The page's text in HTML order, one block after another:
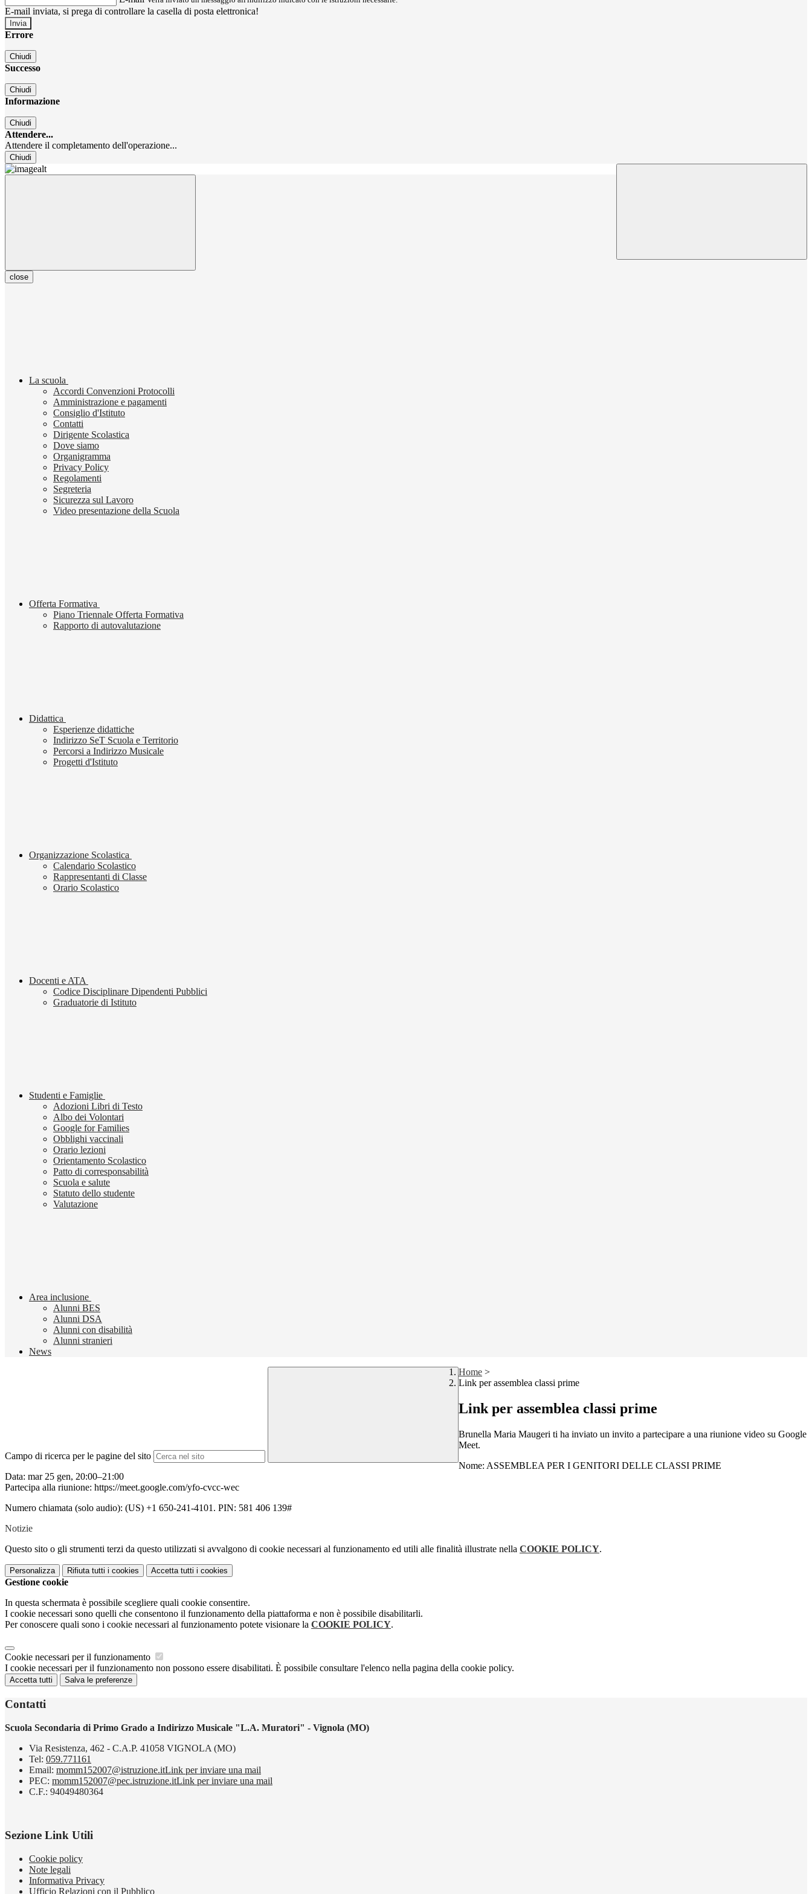
E-mail inviata, si prega di controllare la casella di posta elettronica!
Errore
Chiudi
Successo
Chiudi
Informazione
Chiudi
Attendere...
Attendere il completamento dell'operazione...
Chiudi
close
La scuola
Accordi Convenzioni Protocolli
Amministrazione e pagamenti
Consiglio d'Istituto
Contatti
Dirigente Scolastica
Dove siamo
Organigramma
Privacy Policy
Regolamenti
Segreteria
Sicurezza sul Lavoro
Video presentazione della Scuola
Offerta Formativa
Piano Triennale Offerta Formativa
Rapporto di autovalutazione
Didattica
Esperienze didattiche
Indirizzo SeT Scuola e Territorio
Percorsi a Indirizzo Musicale
Progetti d'Istituto
Organizzazione Scolastica
Calendario Scolastico
Rappresentanti di Classe
Orario Scolastico
Docenti e ATA
Codice Disciplinare Dipendenti Pubblici
Graduatorie di Istituto
Studenti e Famiglie
Adozioni Libri di Testo
Albo dei Volontari
Google for Families
Obblighi vaccinali
Orario lezioni
Orientamento Scolastico
Patto di corresponsabilità
Scuola e salute
Statuto dello studente
Valutazione
Area inclusione
Alunni BES
Alunni DSA
Alunni con disabilità
Alunni stranieri
News
Campo di ricerca per le pagine del sito
Home >
Link per assemblea classi prime
Link per assemblea classi prime
Brunella Maria Maugeri ti ha inviato un invito a partecipare a una riunione video su Google
Meet.
Nome: ASSEMBLEA PER I GENITORI DELLE CLASSI PRIME
Data: mar 25 gen, 20:00–21:00
Partecipa alla riunione: https://meet.google.com/yfo-cvcc-wec
Numero chiamata (solo audio): ‪(US) +1 650-241-4101‬. PIN: ‪581 406 139#‬
Notizie
Questo sito o gli strumenti terzi da questo utilizzati si avvalgono di cookie necessari al funzionamento ed utili alle finalità illustrate nella COOKIE POLICY.
Personalizza Rifiuta tutti i cookies Accetta tutti i cookies
Gestione cookie
In questa schermata è possibile scegliere quali cookie consentire.
I cookie necessari sono quelli che consentono il funzionamento della piattaforma e non è possibile disabilitarli.
Per conoscere quali sono i cookie necessari al funzionamento potete visionare la COOKIE POLICY.
Cookie necessari per il funzionamento
I cookie necessari per il funzionamento non possono essere disabilitati. È possibile consultare l'elenco nella pagina della cookie policy.
Accetta tutti Salva le preferenze
Contatti
Scuola Secondaria di Primo Grado a Indirizzo Musicale "L.A. Muratori" - Vignola (MO)
Via Resistenza, 462 - C.A.P. 41058 VIGNOLA (MO)
Tel: 059.771161
Email: momm152007@istruzione.itLink per inviare una mail
PEC: momm152007@pec.istruzione.itLink per inviare una mail
C.F.: 94049480364
Sezione Link Utili
Cookie policy
Note legali
Informativa Privacy
Ufficio Relazioni con il Pubblico